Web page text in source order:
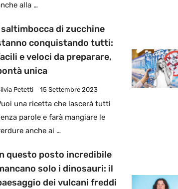
alla …
saltimbocca di zucchine
conquistando tutti:
e veloci da preparare,
unica
Petetti 15 Settembre 2023
una ricetta che lascerà tutti
parole e farà mangiare le
anche ai …
questo posto incredibile
solo i dinosauri: il
dei vulcani freddi